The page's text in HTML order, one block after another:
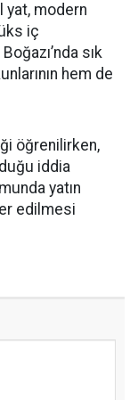
yat, modern
iç
sık
hem de
öğrenilirken,
iddia
yatın
edilmesi